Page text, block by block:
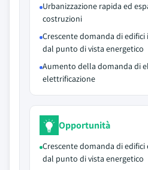
Urbanizzazione rapida ed
costruzioni
Crescente domanda di
dal punto di vista energetico
Aumento della domanda di
elettrificazione
Opportunità
Crescente domanda di
dal punto di vista energetico